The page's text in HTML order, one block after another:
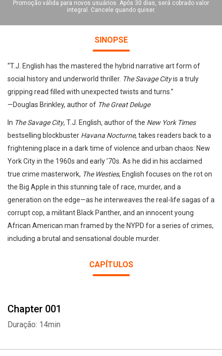
Promoção válida para novos usuários. Após 30 dias, será cobrado valor
integral. Cancele quando quiser.
SINOPSE
“T.J. English has the mastered the hybrid narrative art form of
social history and underworld thriller. The Savage Cityis a truly
gripping read filled with unexpected twists and turns.”
—Douglas Brinkley, author of The Great Deluge
In The Savage City, T.J. English, author of the New York Times
bestselling blockbuster Havana Nocturne, takes readers back to a
frightening place in a dark time of violence and urban chaos: New
York City in the 1960s and early ’70s. As he did in his acclaimed
true crime masterwork, The Westies, English focuses on the rot on
the Big Apple in this stunning tale of race, murder, and a
generation on the edge—as he interweaves the real-life sagas of a
corrupt cop, a militant Black Panther, and an innocent young
African American man framed by the NYPD for a series of crimes,
including a brutal and sensational double murder.
CAPÍTULOS
Chapter 001
Duração: 14min